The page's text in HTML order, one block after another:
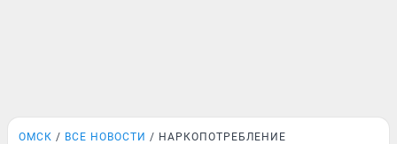
ОМСК ВСЕ НОВОСТИ НАРКОПОТРЕБЛЕНИЕ